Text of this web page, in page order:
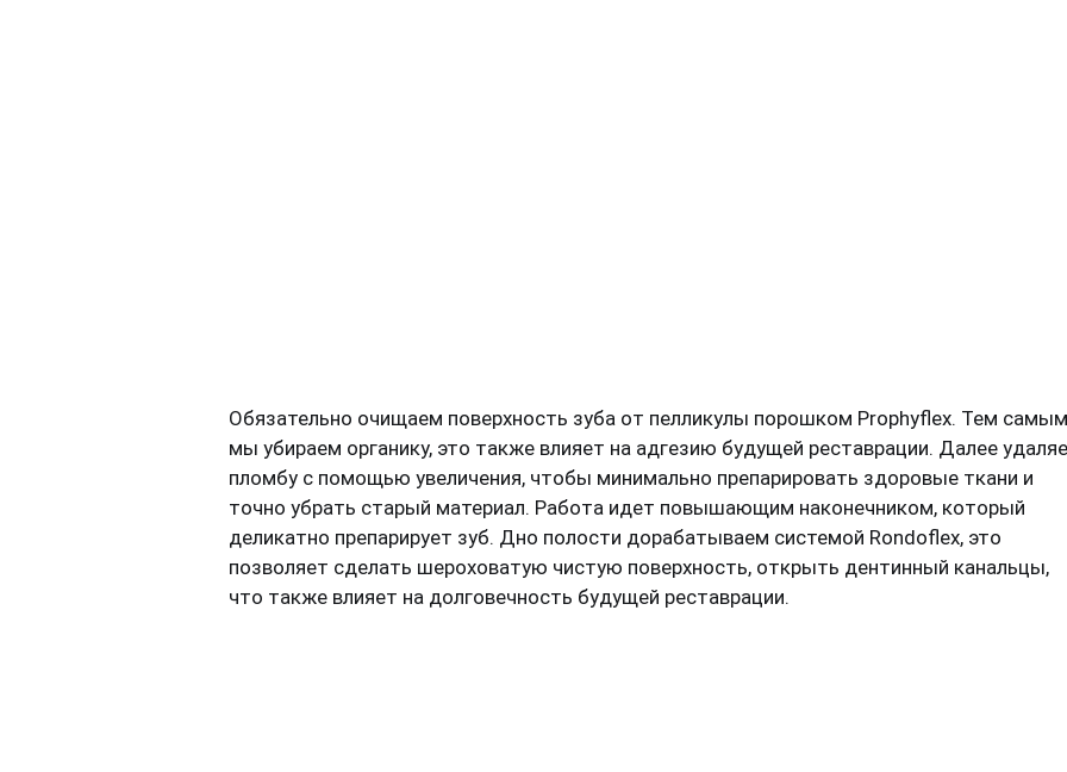
Обязательно очищаем поверхность зуба от пелликулы порошком Prophyflex. Тем самым
мы убираем органику, это также влияет на адгезию будущей реставрации. Далее
пломбу с помощью увеличения, чтобы минимально препарировать здоровые ткани и
точно убрать старый материал. Работа идет повышающим наконечником, который
деликатно препарирует зуб. Дно полости дорабатываем системой Rondoflex, это
позволяет сделать шероховатую чистую поверхность, открыть дентинный канальцы,
что также влияет на долговечность будущей реставрации.